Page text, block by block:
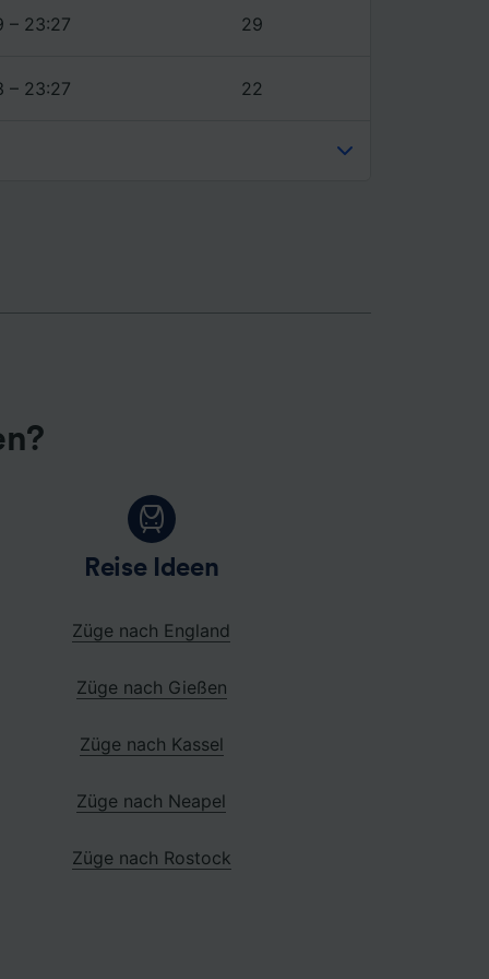
– 23:27 29
– 23:27 22
Reise Ideen
Züge nach England
Züge nach Gießen
Züge nach Kassel
Züge nach Neapel
Züge nach Rostock